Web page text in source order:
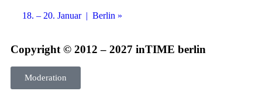
18. – 20. Januar | Berlin »
Copyright © 2012 – 2027 inTIME berlin
Moderation